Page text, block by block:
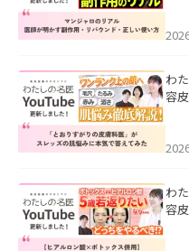
た。
わ
容
わ
容